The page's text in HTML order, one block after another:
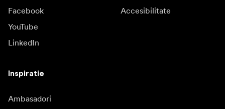
Facebook
YouTube
LinkedIn
Accesibilitate
Inspiratie
Ambasadori